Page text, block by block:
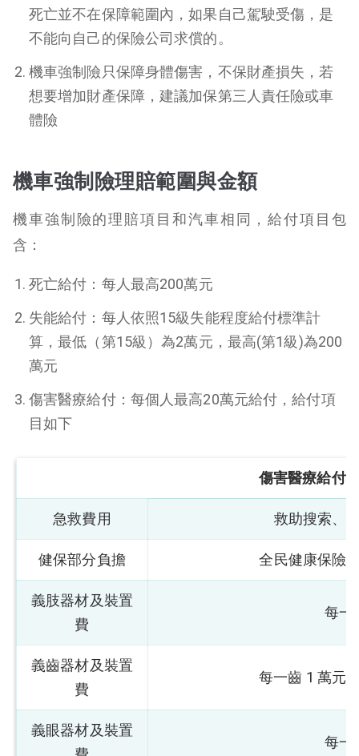
死亡並不在保障範圍內，如果自己駕駛受傷，是
不能向自己的保險公司求償的。
機車強制險只保障身體傷害，不保財產損失，若
想要增加財產保障，建議加保第三人責任險或車
體險
機車強制險理賠範圍與金額
機車強制險的理賠項目和汽車相同，給付項目包
含：
死亡給付：每人最高200萬元
失能給付：每人依照15級失能程度給付標準計
算，最低（第15級）為2萬元，最高(第1級)為200
萬元
傷害醫療給付：每個人最高20萬元給付，給付項
目如下
傷害醫療給付
急救費用 救助搜索、
健保部分負擔 全民健康保險
義肢器材及裝置
費
每一
義齒器材及裝置
費
每一齒 1 萬元
義眼器材及裝置
每一